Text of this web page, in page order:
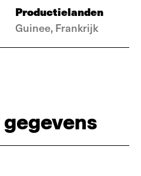
Productielanden
Guinee, Frankrijk